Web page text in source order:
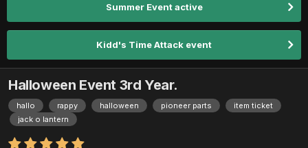
Summer Event active
Kidd's Time Attack event
Halloween Event 3rd Year.
hallo rappy halloween pioneer parts
item ticket
jack o lantern